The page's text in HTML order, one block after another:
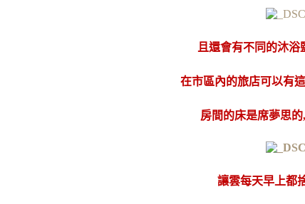
且還會有不同的沐
在市區內的旅店可以有
房間的床是席夢思
讓雲每天早上都